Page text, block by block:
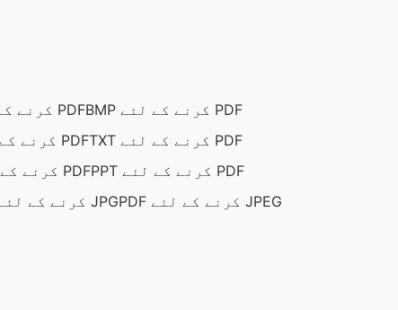
GIF کرنے کے لئے PDF
BMP کرنے کے لئے PDF
DOCX کرنے کے لئے PDF
TXT کرنے کے لئے PDF
XLSX کرنے کے لئے PDF
PPT کرنے کے لئے PDF
PDF کرنے کے لئے JPG PDF کرنے کے لئے JPEG